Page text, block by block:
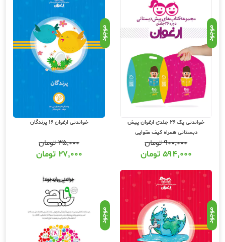
موجود
خواندنی پک 26 جلدی ارغوان پیش
دبستانی همراه کیف مقوایی
۹۰۰,۰۰۰تومان
۵۹۴,۰۰۰ تومان
موجود
خواندنی ارغوان 16 پرندگان
۳۵,۰۰۰تومان
۲۷,۰۰۰ تومان
موجود موجود